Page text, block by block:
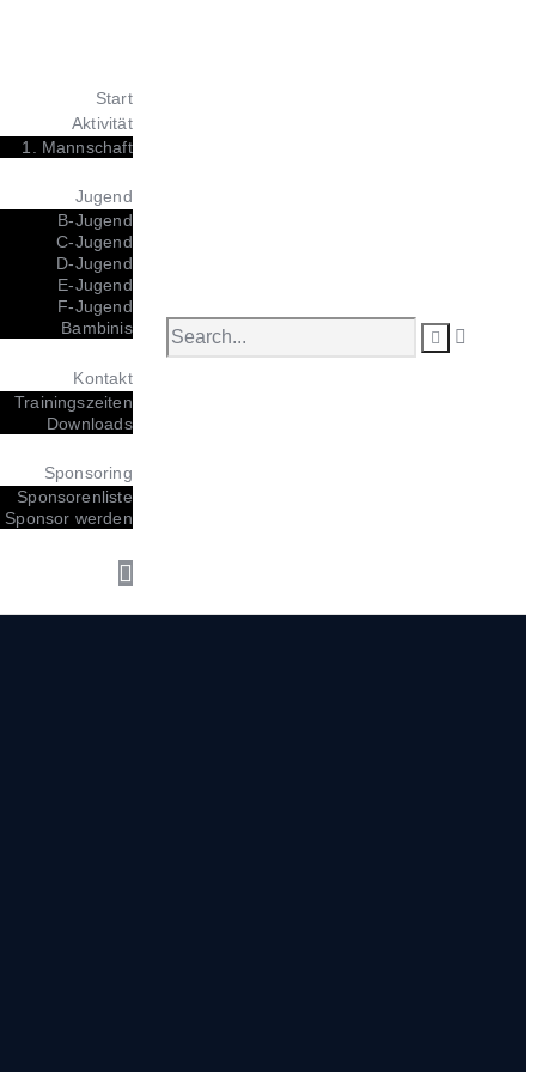
Start
Aktivität
1. Mannschaft
Jugend
B-Jugend
C-Jugend
D-Jugend
E-Jugend
F-Jugend
Bambinis
Kontakt
Trainingszeiten
Downloads
Sponsoring
Sponsorenliste
Sponsor werden